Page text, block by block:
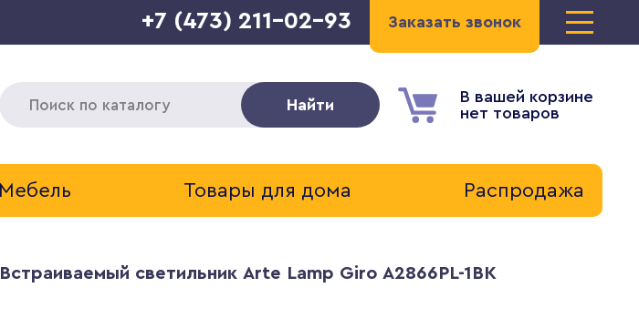
Заказать звонок
+7 (473) 211-02-93
В вашей корзине
нет товаров
Найти
Мебель Товары для дома Распродажа
Встраиваемый светильник Arte Lamp Giro A2866PL-1BK